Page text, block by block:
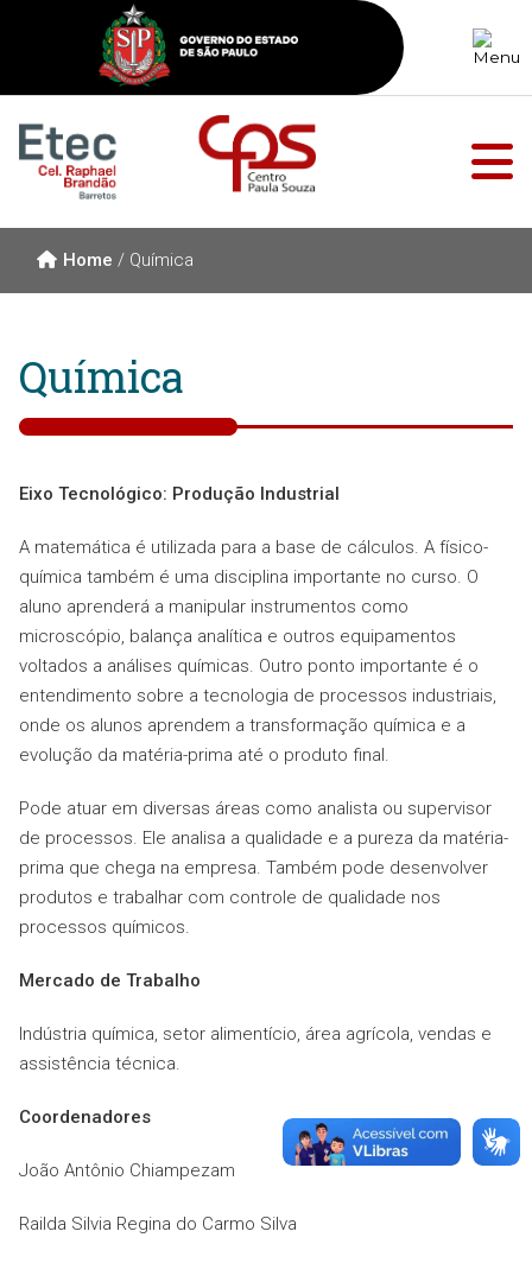
Home / Química
Química
Eixo Tecnológico: Produção Industrial
A matemática é utilizada para a base de cálculos. A físico-
química também é uma disciplina importante no curso. O
aluno aprenderá a manipular instrumentos como
microscópio, balança analítica e outros equipamentos
voltados a análises químicas. Outro ponto importante é o
entendimento sobre a tecnologia de processos industriais,
onde os alunos aprendem a transformação química e a
evolução da matéria-prima até o produto final.
Pode atuar em diversas áreas como analista ou supervisor
de processos. Ele analisa a qualidade e a pureza da matéria-
prima que chega na empresa. Também pode desenvolver
produtos e trabalhar com controle de qualidade nos
processos químicos.
Mercado de Trabalho
Indústria química, setor alimentício, área agrícola, vendas e
assistência técnica.
Coordenadores
João Antônio Chiampezam
Railda Silvia Regina do Carmo Silva